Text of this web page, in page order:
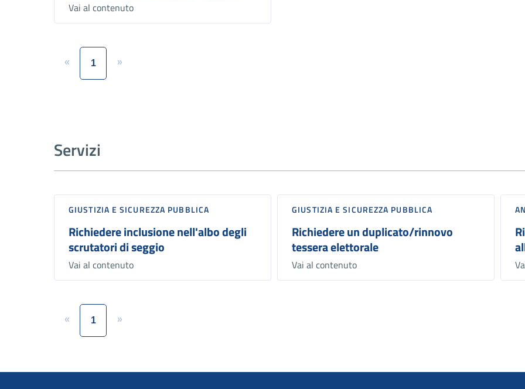
Vai al contenuto
« 1 »
Servizi
GIUSTIZIA E SICUREZZA PUBBLICA
Richiedere inclusione nell'albo degli
scrutatori di seggio
Vai al contenuto
GIUSTIZIA E SICUREZZA PUBBLICA
Richiedere un duplicato/rinnovo
tessera elettorale
Vai al contenuto
« 1 »